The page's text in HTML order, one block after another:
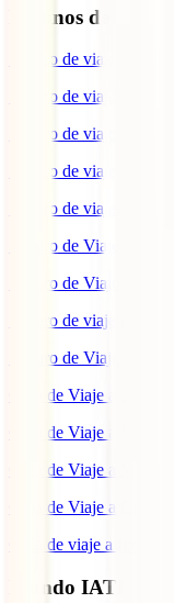
Destinos de interés
Seguro de viaje a EEUU
Seguro de viaje a
Seguro de viaje a
Seguro de viaje a
Seguro de viaje a
Seguro de Viaje a
Seguro de Viaje a China
Seguro de viaje a
Seguro de Viaje a
Guía de Viaje a
Guía de Viaje a México
Guía de Viaje a
Guía de Viaje a Cuba
Guía de viaje a Indonesia
Mundo IATI